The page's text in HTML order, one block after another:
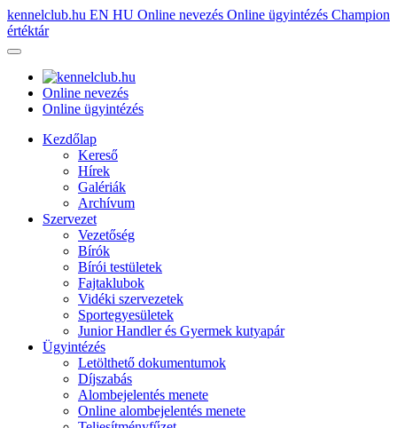
kennelclub.hu EN HU Online nevezés Online ügyintézés Champion
értéktár
Online nevezés
Online ügyintézés
Kezdőlap
Kereső
Hírek
Galériák
Archívum
Szervezet
Vezetőség
Bírók
Bírói testületek
Fajtaklubok
Vidéki szervezetek
Sportegyesületek
Junior Handler és Gyermek kutyapár
Ügyintézés
Letölthető dokumentumok
Díjszabás
Alombejelentés menete
Online alombejelentés menete